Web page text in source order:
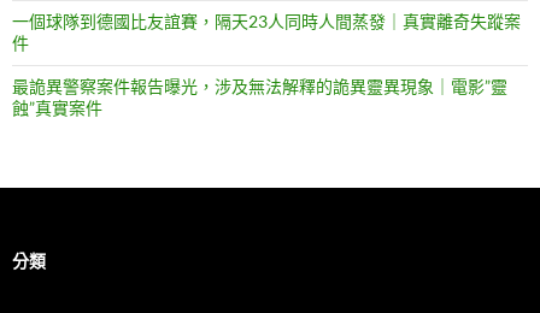
一個球隊到德國比友誼賽，隔天23人同時人間蒸發｜真實離奇失蹤案
件
最詭異警察案件報告曝光，涉及無法解釋的詭異靈異現象｜電影”靈
蝕”真實案件
分類